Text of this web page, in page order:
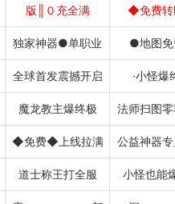
版║０充全满 ◆免费
独家神器●单职业 ●地图
全球首发震撼开启 ·小怪爆
魔龙教主爆终极 法师扫图
◆免费◆上线拉满 公益神器
道士称王打全服 小怪也能